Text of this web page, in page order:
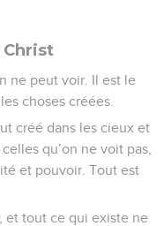
ne peut voir. Il est le
choses créées.
créé dans les cieux et
qu’on ne voit pas,
et pouvoir. Tout est
et tout ce qui existe ne